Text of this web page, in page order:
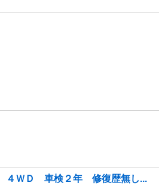
４ＷＤ 車検２年 修復歴無し...